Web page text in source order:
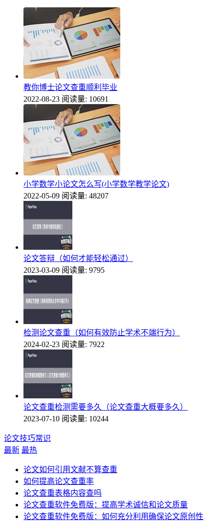
教你博士论文查重顺利毕业
2022-08-23 阅读量: 10691
小学数学小论文怎么写(小学数学教学论文)
2022-05-09 阅读量: 48207
论文答辩（如何才能轻松通过）
2023-03-09 阅读量: 9795
检测论文查重（如何有效防止学术不端行为）
2024-02-23 阅读量: 7922
论文查重检测需要多久（论文查重大概要多久）
2023-07-10 阅读量: 10244
论文技巧常识
最新 最热
论文如何引用文献不算查重
如何提高论文查重率
论文查重表格内容查吗
论文查重软件免费版：提高学术诚信和论文质量
论文查重软件免费版：如何充分利用确保论文原创性